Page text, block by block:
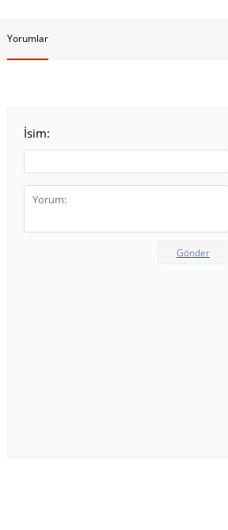
Yorumlar
İsim:
Gönder